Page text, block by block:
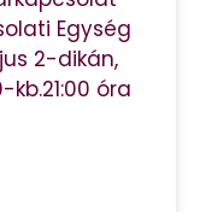
Egység
2-dikán,
kb.21:00 óra